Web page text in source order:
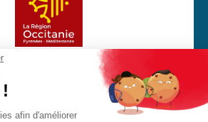
afin d'améliorer
financière de la Région Occitanie